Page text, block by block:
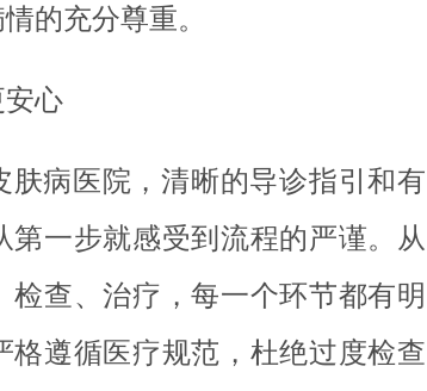
的充分尊重。
心
肤病医院，清晰的导诊指引和有
第一步就感受到流程的严谨。从
查、治疗，每一个环节都有明
格遵循医疗规范，杜绝过度检查